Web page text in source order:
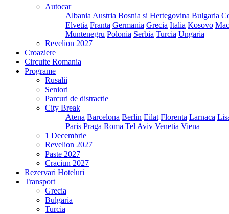
Autocar
Albania Austria Bosnia si Hertegovina Bulgaria
Elvetia Franta Germania Grecia Italia Kosovo
Muntenegru Polonia Serbia Turcia Ungaria
Revelion 2027
Croaziere
Circuite Romania
Programe
Rusalii
Seniori
Parcuri de distractie
City Break
Atena Barcelona Berlin Eilat Florenta Larnaca
Paris Praga Roma Tel Aviv Venetia Viena
1 Decembrie
Revelion 2027
Paste 2027
Craciun 2027
Rezervari Hoteluri
Transport
Grecia
Bulgaria
Turcia